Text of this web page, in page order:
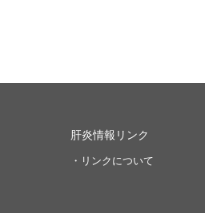
肝炎情報リンク
・リンクについて